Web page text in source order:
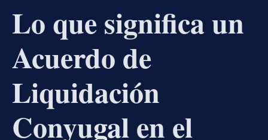
Lo que significa un
Acuerdo de
Liquidación
Conyugal en el